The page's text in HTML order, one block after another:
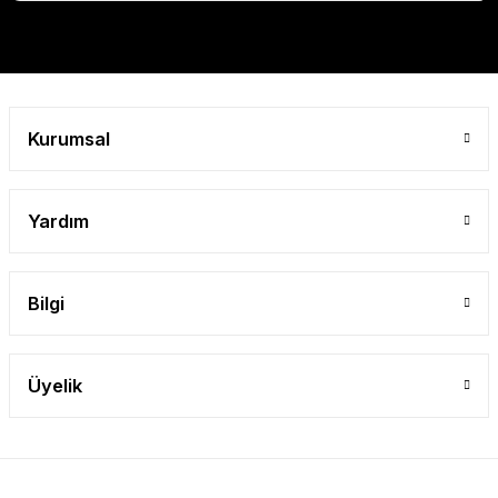
Kurumsal
Yardım
Bilgi
Üyelik